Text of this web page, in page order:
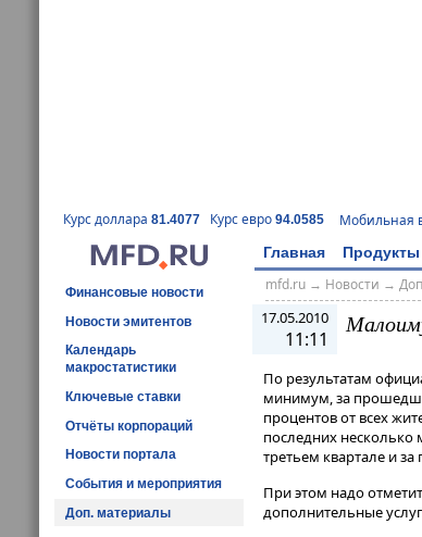
Курс доллара 81.4077 Курс евро 94.0585 Мобильная
Главная Продукты
Финансовые новости
Новости эмитентов
Календарь
макростатистики
Ключевые ставки
Отчёты корпораций
Новости портала
События и мероприятия
Доп. материалы
mfd.ru→ Новости →
17.05.2010
11:11
По результатам
минимум, за
процентов от всех
последних несколько
третьем квартале и
При этом надо
дополнительные